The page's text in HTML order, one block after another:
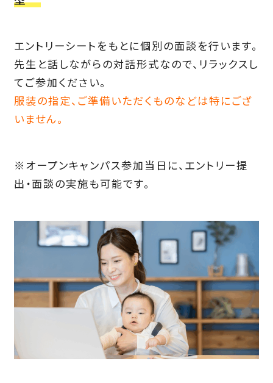
エントリーシートをもとに個別の面談を行います。
先生と話しながらの対話形式なので、リラックスし
てご参加ください。
服装の指定、ご準備いただくものなどは特にござ
いません。
※オープンキャンパス参加当日に、エントリー提
出・面談の実施も可能です。